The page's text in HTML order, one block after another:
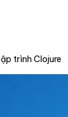
trình Clojure